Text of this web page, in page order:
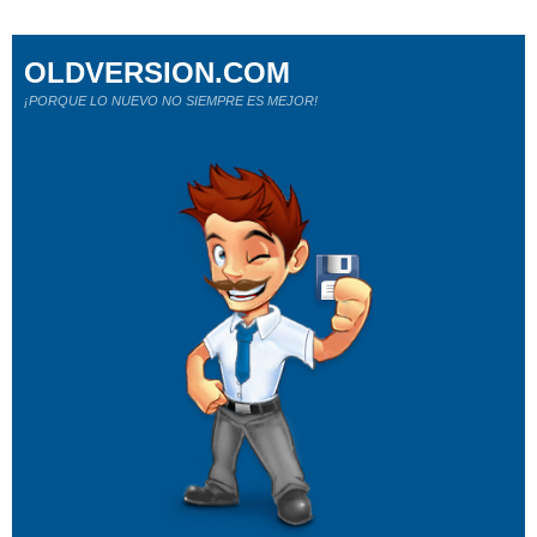
OLDVERSION.COM
¡PORQUE LO NUEVO NO SIEMPRE ES MEJOR!